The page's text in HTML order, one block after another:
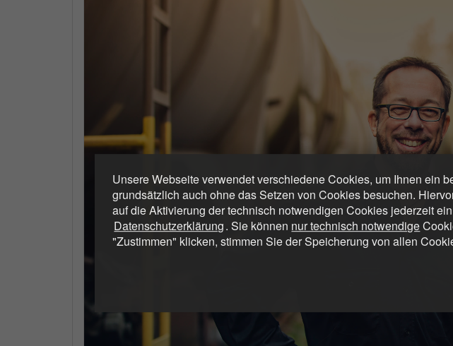
Unsere Webseite verwendet verschiedene Cookies, um Ihnen ein
grundsätzlich auch ohne das Setzen von Cookies besuchen.
auf die Aktivierung der technisch notwendigen Cookies jederzeit
Datenschutzerklärung. Sie können nur technisch notwendige
"Zustimmen" klicken, stimmen Sie der Speicherung von allen